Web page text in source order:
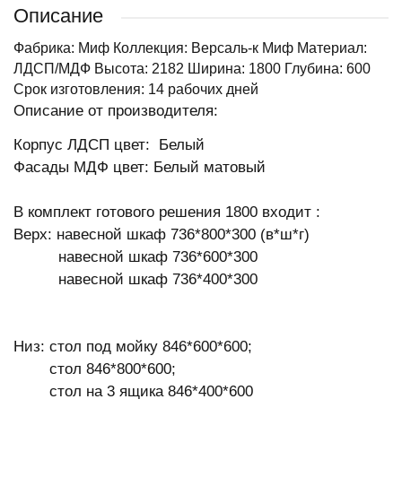
Описание
Фабрика: Миф Коллекция: Версаль-к Миф Материал:
ЛДСП/МДФ Высота: 2182 Ширина: 1800 Глубина: 600
Срок изготовления: 14 рабочих дней
Описание от производителя:
Корпус ЛДСП цвет: Белый
Фасады МДФ цвет: Белый матовый
В комплект готового решения 1800 входит :
Верх: навесной шкаф 736*800*300 (в*ш*г)
навесной шкаф 736*600*300
навесной шкаф 736*400*300
Низ: стол под мойку 846*600*600;
стол 846*800*600;
стол на 3 ящика 846*400*600